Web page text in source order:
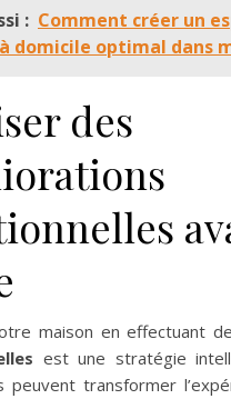
: Comment créer un
domicile optimal dans
des
maison en effectuant
est une stratégie
peuvent transformer